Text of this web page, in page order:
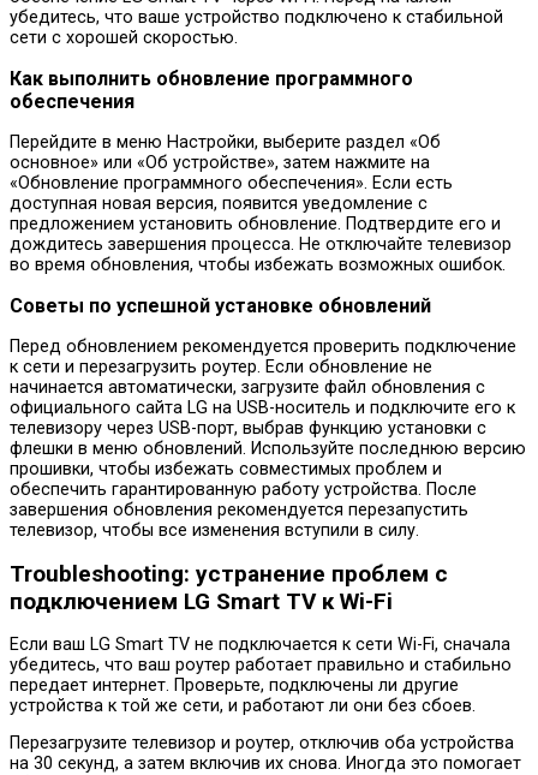
убедитесь, что ваше устройство подключено к стабильной
сети с хорошей скоростью.
Как выполнить обновление программного
обеспечения
Перейдите в меню Настройки, выберите раздел «Об
основное» или «Об устройстве», затем нажмите на
«Обновление программного обеспечения». Если есть
доступная новая версия, появится уведомление с
предложением установить обновление. Подтвердите его и
дождитесь завершения процесса. Не отключайте телевизор
во время обновления, чтобы избежать возможных ошибок.
Советы по успешной установке обновлений
Перед обновлением рекомендуется проверить подключение
к сети и перезагрузить роутер. Если обновление не
начинается автоматически, загрузите файл обновления с
официального сайта LG на USB-носитель и подключите его к
телевизору через USB-порт, выбрав функцию установки с
флешки в меню обновлений. Используйте последнюю версию
прошивки, чтобы избежать совместимых проблем и
обеспечить гарантированную работу устройства. После
завершения обновления рекомендуется перезапустить
телевизор, чтобы все изменения вступили в силу.
Troubleshooting: устранение проблем с
подключением LG Smart TV к Wi-Fi
Если ваш LG Smart TV не подключается к сети Wi-Fi, сначала
убедитесь, что ваш роутер работает правильно и стабильно
передает интернет. Проверьте, подключены ли другие
устройства к той же сети, и работают ли они без сбоев.
Перезагрузите телевизор и роутер, отключив оба устройства
на 30 секунд, а затем включив их снова. Иногда это помогает